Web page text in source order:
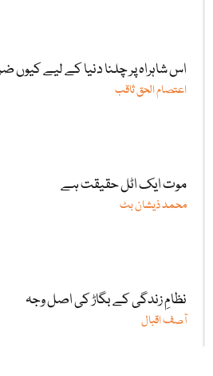
اس شاہراہ پر چلنا دنیا کے لیے کیوں
اعتصام الحق ثاقب
موت ایک اٹل حقیقت ہے
محمد ذیشان بٹ
نظامِ زندگی کے بگاڑ کی اصل وجہ
آصف اقبال